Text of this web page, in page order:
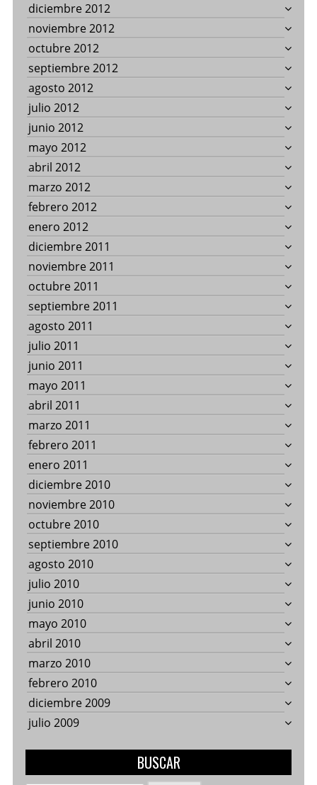
diciembre 2012
noviembre 2012
octubre 2012
septiembre 2012
agosto 2012
julio 2012
junio 2012
mayo 2012
abril 2012
marzo 2012
febrero 2012
enero 2012
diciembre 2011
noviembre 2011
octubre 2011
septiembre 2011
agosto 2011
julio 2011
junio 2011
mayo 2011
abril 2011
marzo 2011
febrero 2011
enero 2011
diciembre 2010
noviembre 2010
octubre 2010
septiembre 2010
agosto 2010
julio 2010
junio 2010
mayo 2010
abril 2010
marzo 2010
febrero 2010
diciembre 2009
julio 2009
BUSCAR